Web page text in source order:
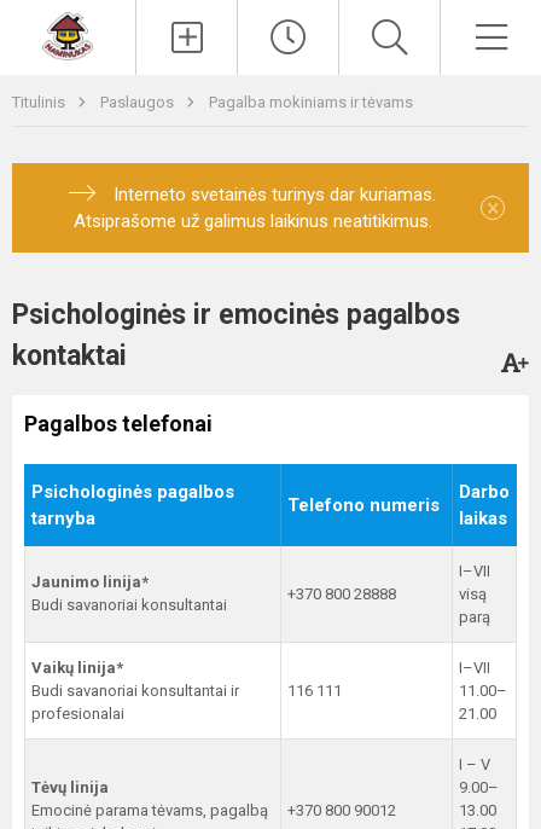
Titulinis Paslaugos Pagalba mokiniams ir tėvams
Interneto svetainės turinys dar kuriamas.
Atsiprašome už galimus laikinus neatitikimus.
×
Psichologinės ir emocinės pagalbos
kontaktai
Pagalbos telefonai
Psichologinės pagalbos
tarnyba
Telefono numeris
Darbo
laikas
Jaunimo linija*
Budi savanoriai konsultantai
+370 800 28888
I–VII
visą
parą
Vaikų linija*
Budi savanoriai konsultantai ir
profesionalai
116 111
I–VII
11.00–
21.00
Tėvų linija
Emocinė parama tėvams, pagalbą
+370 800 90012
I – V
9.00–
13.00